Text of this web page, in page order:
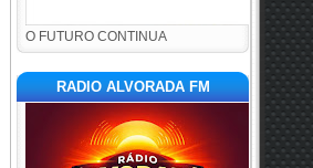
O FUTURO CONTINUA
RADIO ALVORADA FM